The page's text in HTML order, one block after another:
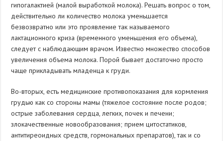
гипогалактией (малой выработкой молока). Решать вопрос о том,
действительно ли количество молока уменьшается
безвозвратно или это проявление так называемого
лактационного криза (временного уменьшения его объема),
следует с наблюдающим врачом. Известно множество способов
увеличения объема молока. Порой бывает достаточно просто
чаще прикладывать младенца к груди.
Во-вторых, есть медицинские противопоказания для кормления
грудью как со стороны мамы (тяжелое состояние после родов;
острые заболевания сердца, легких, почек и печени;
злокачественные новообразования; прием цитостатиков,
антитиреоидных средств, гормональных препаратов), так и со